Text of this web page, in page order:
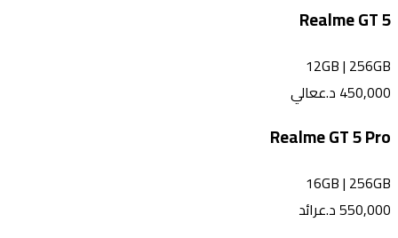
Realme GT 5
12GB| 256GB
450,000 د.ععالي
Realme GT 5 Pro
16GB| 256GB
550,000د.عرائد